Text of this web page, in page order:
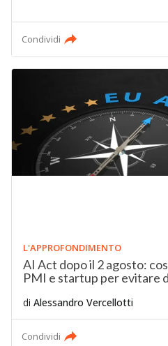
Condividi
L'APPROFONDIMENTO
AI Act dopo il 2 agosto:
PMI e startup per evitare
di Alessandro Vercellotti
Condividi